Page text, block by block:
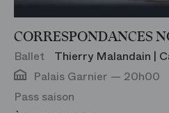
CORRESPONDANCES
Ballet
Thierry Malandain |
Palais Garnier — 20h00
Pass saison